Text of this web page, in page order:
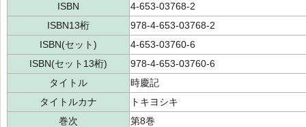
ISBN
4-653-03768-2
ISBN13桁
978-4-653-03768-2
ISBN(セット)
4-653-03760-6
ISBN(セット13桁)
978-4-653-03760-6
タイトル
時慶記
タイトルカナ
トキヨシキ
巻次
第8巻